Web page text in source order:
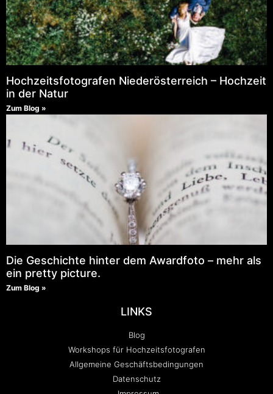
Hochzeitsfotografen Niederösterreich – Hochzeit
in der Natur
Zum Blog »
Die Geschichte hinter dem Awardfoto – mehr als
ein pretty picture.
Zum Blog »
LINKS
Blog
Workshops für Hochzeitsfotografen
Allgemeine Geschäftsbedingungen
Datenschutz